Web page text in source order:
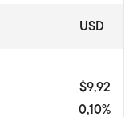
USD
$9,92
0,10%